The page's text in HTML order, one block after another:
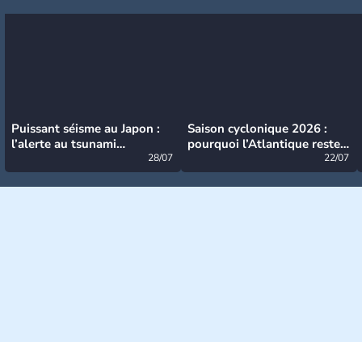
Puissant séisme au Japon :
l’alerte au tsunami
28/07
Saison cyclonique 2026 :
pourquoi l’Atlantique reste
22/07